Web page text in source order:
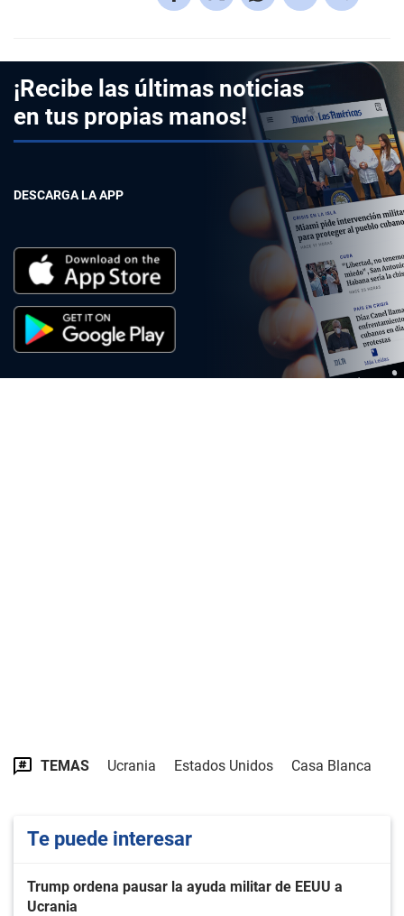
¡Recibe las últimas noticias
en tus propias manos!
DESCARGA LA APP
TEMAS Ucrania Estados Unidos Casa Blanca
Te puede interesar
Trump ordena pausar la ayuda militar de EEUU a
Ucrania